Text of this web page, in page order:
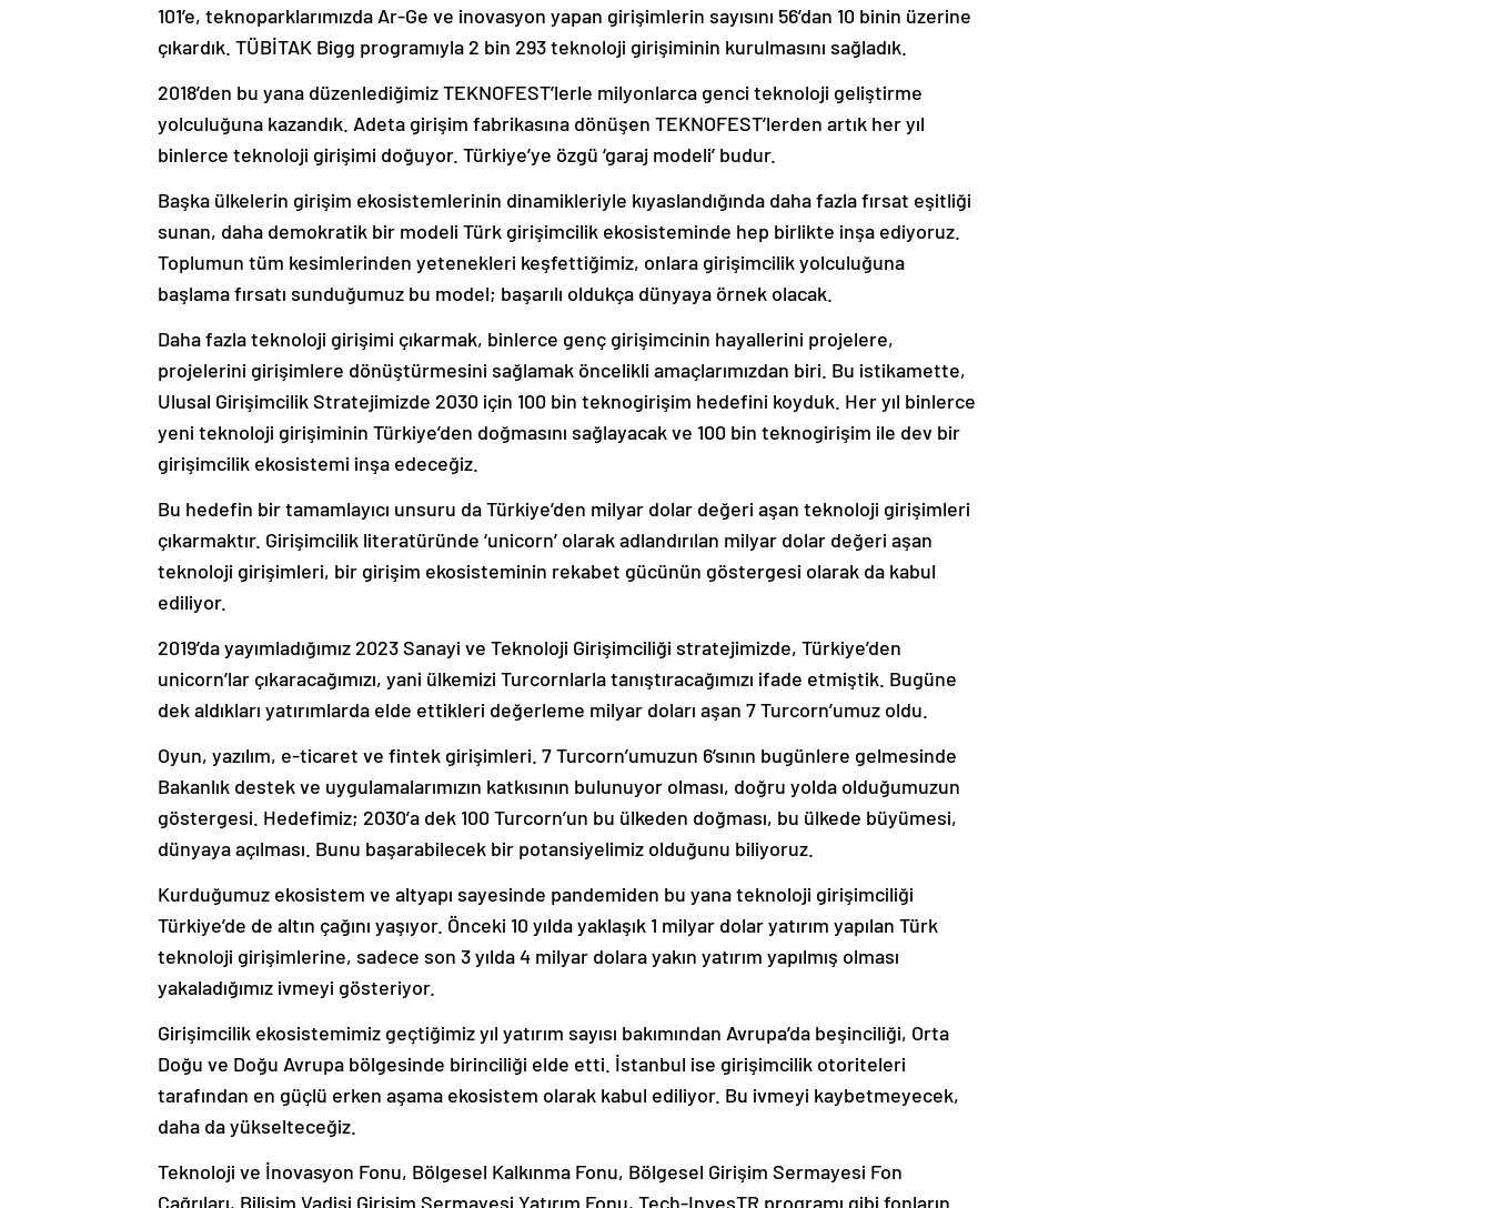
101’e, teknoparklarımızda Ar-Ge ve inovasyon yapan girişimlerin sayısını 56’dan 10 binin üzerine
çıkardık. TÜBİTAK Bigg programıyla 2 bin 293 teknoloji girişiminin kurulmasını sağladık.
2018’den bu yana düzenlediğimiz TEKNOFEST’lerle milyonlarca genci teknoloji geliştirme
yolculuğuna kazandık. Adeta girişim fabrikasına dönüşen TEKNOFEST’lerden artık her yıl
binlerce teknoloji girişimi doğuyor. Türkiye’ye özgü ‘garaj modeli’ budur.
Başka ülkelerin girişim ekosistemlerinin dinamikleriyle kıyaslandığında daha fazla fırsat eşitliği
sunan, daha demokratik bir modeli Türk girişimcilik ekosisteminde hep birlikte inşa ediyoruz.
Toplumun tüm kesimlerinden yetenekleri keşfettiğimiz, onlara girişimcilik yolculuğuna
başlama fırsatı sunduğumuz bu model; başarılı oldukça dünyaya örnek olacak.
Daha fazla teknoloji girişimi çıkarmak, binlerce genç girişimcinin hayallerini projelere,
projelerini girişimlere dönüştürmesini sağlamak öncelikli amaçlarımızdan biri. Bu istikamette,
Ulusal Girişimcilik Stratejimizde 2030 için 100 bin teknogirişim hedefini koyduk. Her yıl binlerce
yeni teknoloji girişiminin Türkiye’den doğmasını sağlayacak ve 100 bin teknogirişim ile dev bir
girişimcilik ekosistemi inşa edeceğiz.
Bu hedefin bir tamamlayıcı unsuru da Türkiye’den milyar dolar değeri aşan teknoloji girişimleri
çıkarmaktır. Girişimcilik literatüründe ‘unicorn’ olarak adlandırılan milyar dolar değeri aşan
teknoloji girişimleri, bir girişim ekosisteminin rekabet gücünün göstergesi olarak da kabul
ediliyor.
2019’da yayımladığımız 2023 Sanayi ve Teknoloji Girişimciliği stratejimizde, Türkiye’den
unicorn’lar çıkaracağımızı, yani ülkemizi Turcornlarla tanıştıracağımızı ifade etmiştik. Bugüne
dek aldıkları yatırımlarda elde ettikleri değerleme milyar doları aşan 7 Turcorn’umuz oldu.
Oyun, yazılım, e-ticaret ve fintek girişimleri. 7 Turcorn’umuzun 6’sının bugünlere gelmesinde
Bakanlık destek ve uygulamalarımızın katkısının bulunuyor olması, doğru yolda olduğumuzun
göstergesi. Hedefimiz; 2030’a dek 100 Turcorn’un bu ülkeden doğması, bu ülkede büyümesi,
dünyaya açılması. Bunu başarabilecek bir potansiyelimiz olduğunu biliyoruz.
Kurduğumuz ekosistem ve altyapı sayesinde pandemiden bu yana teknoloji girişimciliği
Türkiye’de de altın çağını yaşıyor. Önceki 10 yılda yaklaşık 1 milyar dolar yatırım yapılan Türk
teknoloji girişimlerine, sadece son 3 yılda 4 milyar dolara yakın yatırım yapılmış olması
yakaladığımız ivmeyi gösteriyor.
Girişimcilik ekosistemimiz geçtiğimiz yıl yatırım sayısı bakımından Avrupa’da beşinciliği, Orta
Doğu ve Doğu Avrupa bölgesinde birinciliği elde etti. İstanbul ise girişimcilik otoriteleri
tarafından en güçlü erken aşama ekosistem olarak kabul ediliyor. Bu ivmeyi kaybetmeyecek,
daha da yükselteceğiz.
Teknoloji ve İnovasyon Fonu, Bölgesel Kalkınma Fonu, Bölgesel Girişim Sermayesi Fon
Çağrıları, Bilişim Vadisi Girişim Sermayesi Yatırım Fonu, Tech-InvesTR programı gibi fonların